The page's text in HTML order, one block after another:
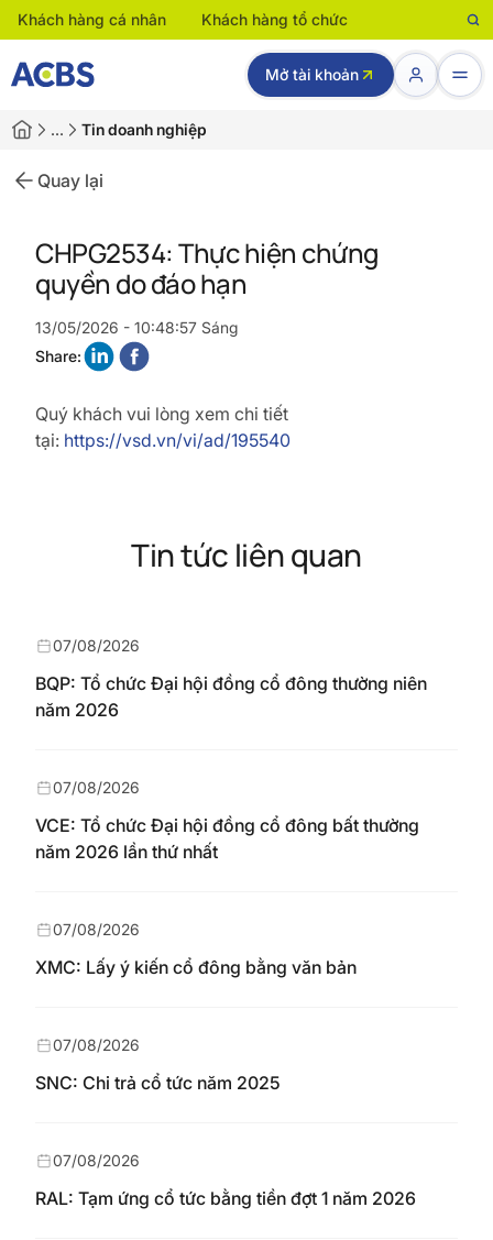
Khách hàng cá nhân Khách hàng tổ chức
Mở tài khoản
… Tin doanh nghiệp
Quay lại
CHPG2534: Thực hiện chứng
quyền do đáo hạn
13/05/2026 - 10:48:57 Sáng
Share:
Quý khách vui lòng xem chi tiết
tại: https://vsd.vn/vi/ad/195540
Tin tức liên quan
BQP: Tổ chức Đại hội đồng cổ đông thường niên
năm 2026
07/08/2026
VCE: Tổ chức Đại hội đồng cổ đông bất thường
năm 2026 lần thứ nhất
07/08/2026
XMC: Lấy ý kiến cổ đông bằng văn bản
07/08/2026
SNC: Chi trả cổ tức năm 2025
07/08/2026
RAL: Tạm ứng cổ tức bằng tiền đợt 1 năm 2026
07/08/2026